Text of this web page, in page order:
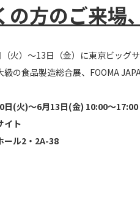
の方のご来場
（火）～13日（金）に東京ビッグ
の食品製造総合展、FOOMA
日(火)～6月13日(金) 10:00～17:00
イト
ール2・2A-38